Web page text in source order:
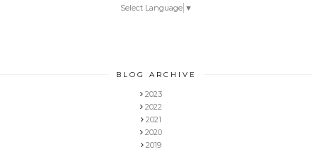
Select Language ▼
BLOG ARCHIVE
2023
2022
2021
2020
2019